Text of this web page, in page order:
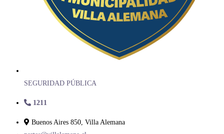
SEGURIDAD PÚBLICA
1211
Buenos Aires 850, Villa Alemana